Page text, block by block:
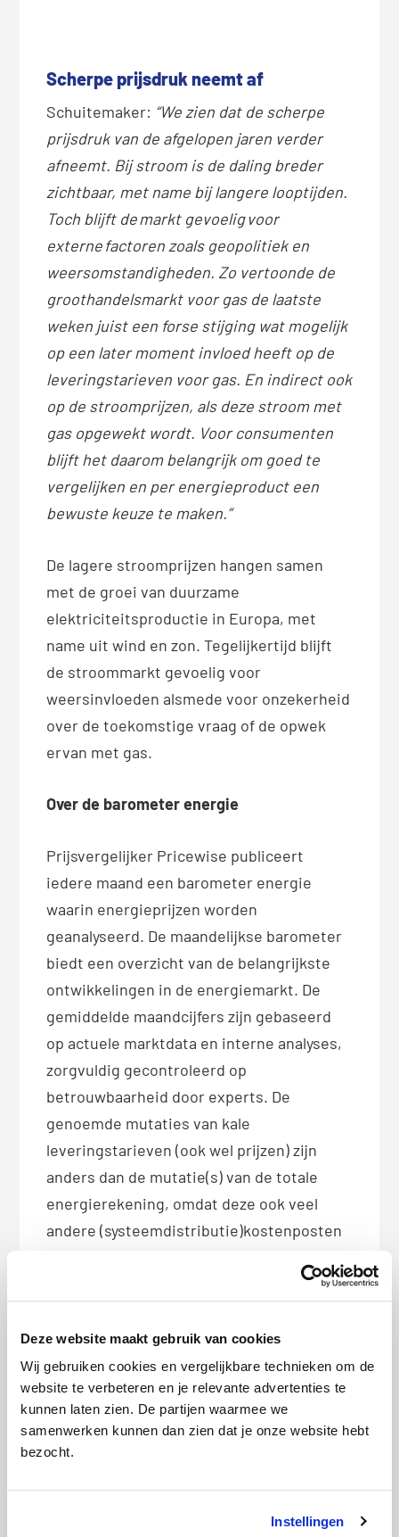
Deze website maakt gebruik van cookies
Wij gebruiken cookies en vergelijkbare technieken om de
website te verbeteren en je relevante advertenties te
kunnen laten zien. De partijen waarmee we
samenwerken kunnen dan zien dat je onze website hebt
bezocht.
Instellingen
Scherpe prijsdruk neemt af
Schuitemaker: “We zien dat de scherpe
prijsdruk van de afgelopen jaren verder
afneemt. Bij stroom is de daling breder
zichtbaar, met name bij langere looptijden.
Toch blijft de markt gevoelig voor
externe factoren zoals geopolitiek en
weersomstandigheden. Zo vertoonde de
groothandelsmarkt voor gas de laatste
weken juist een forse stijging wat mogelijk
op een later moment invloed heeft op de
leveringstarieven voor gas. En indirect ook
op de stroomprijzen, als deze stroom met
gas opgewekt wordt. Voor consumenten
blijft het daarom belangrijk om goed te
vergelijken en per energieproduct een
bewuste keuze te maken.”
De lagere stroomprijzen hangen samen
met de groei van duurzame
elektriciteitsproductie in Europa, met
name uit wind en zon. Tegelijkertijd blijft
de stroommarkt gevoelig voor
weersinvloeden alsmede voor onzekerheid
over de toekomstige vraag of de opwek
ervan met gas.
Over de barometer energie
Prijsvergelijker Pricewise publiceert
iedere maand een barometer energie
waarin energieprijzen worden
geanalyseerd. De maandelijkse barometer
biedt een overzicht van de belangrijkste
ontwikkelingen in de energiemarkt. De
gemiddelde maandcijfers zijn gebaseerd
op actuele marktdata en interne analyses,
zorgvuldig gecontroleerd op
betrouwbaarheid door experts. De
genoemde mutaties van kale
leveringstarieven (ook wel prijzen) zijn
anders dan de mutatie(s) van de totale
energierekening, omdat deze ook veel
andere (systeemdistributie)kostenposten
Deel dit bericht met je vrienden:
X Facebook WhatsApp
LinkedIn
Redactie Pricewise